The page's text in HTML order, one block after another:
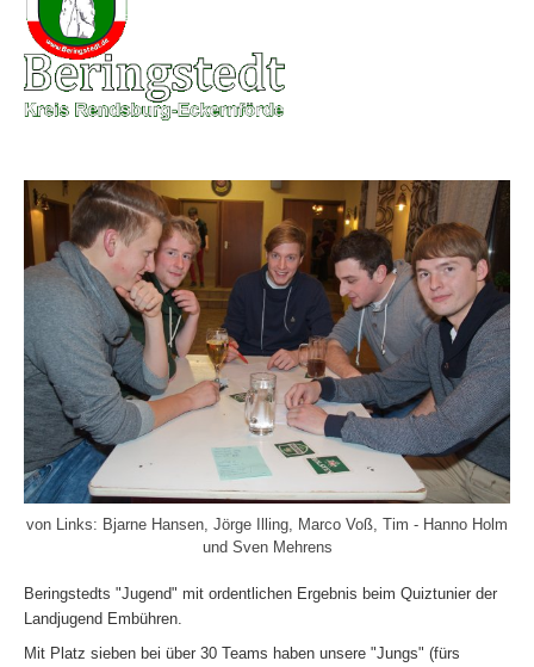
von Links: Bjarne Hansen, Jörge Illing, Marco Voß, Tim - Hanno Holm
und Sven Mehrens
Beringstedts "Jugend" mit ordentlichen Ergebnis beim Quiztunier der
Landjugend Embühren.
Mit Platz sieben bei über 30 Teams haben unsere "Jungs" (fürs